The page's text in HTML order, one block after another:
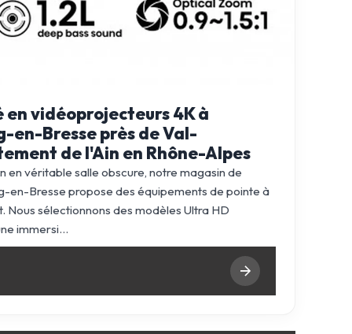
en vidéoprojecteurs 4K à
en-Bresse près de Val-
de l'Ain en Rhône-Alpes
en véritable salle obscure, notre magasin de
en-Bresse propose des équipements de pointe à
sélectionnons des modèles Ultra HD
immersi...